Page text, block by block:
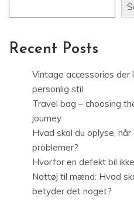
Recent Posts
Vintage accessories
personlig stil
Travel bag – choosing
journey
Hvad skal du oplyse,
problemer?
Hvorfor en defekt bil
Nattøj til mænd: Hvad
betyder det noget?